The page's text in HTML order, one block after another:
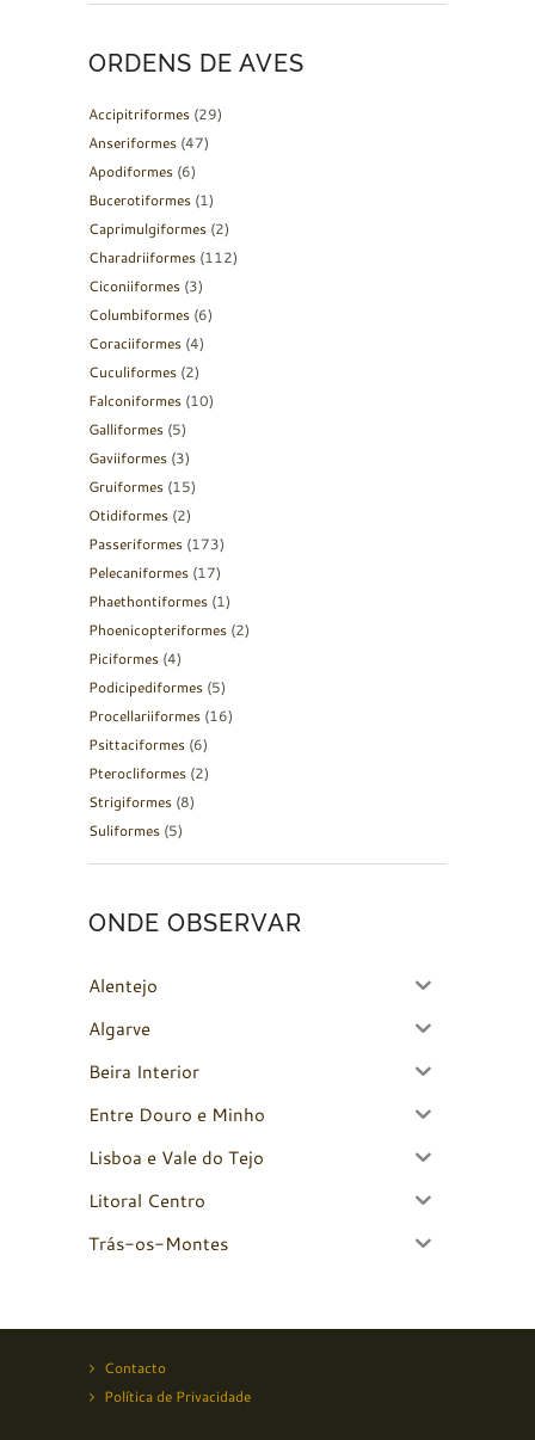
ORDENS DE AVES
Accipitriformes (29)
Anseriformes (47)
Apodiformes (6)
Bucerotiformes (1)
Caprimulgiformes (2)
Charadriiformes (112)
Ciconiiformes (3)
Columbiformes (6)
Coraciiformes (4)
Cuculiformes (2)
Falconiformes (10)
Galliformes (5)
Gaviiformes (3)
Gruiformes (15)
Otidiformes (2)
Passeriformes (173)
Pelecaniformes (17)
Phaethontiformes (1)
Phoenicopteriformes (2)
Piciformes (4)
Podicipediformes (5)
Procellariiformes (16)
Psittaciformes (6)
Pterocliformes (2)
Strigiformes (8)
Suliformes (5)
ONDE OBSERVAR
Alentejo
Algarve
Beira Interior
Entre Douro e Minho
Lisboa e Vale do Tejo
Litoral Centro
Trás-os-Montes
Contacto
Política de Privacidade